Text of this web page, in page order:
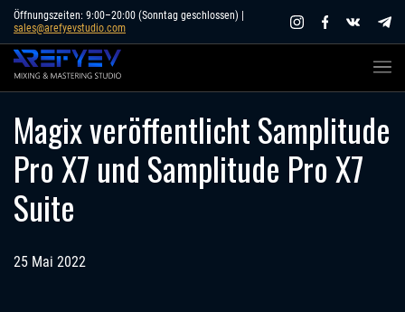
Skip
content
Öffnungszeiten: 9:00–20:00 (Sonntag geschlossen) |
sales@arefyevstudio.com
Magix veröffentlicht Samplitude
Pro X7 und Samplitude Pro X7
Suite
25 Mai 2022